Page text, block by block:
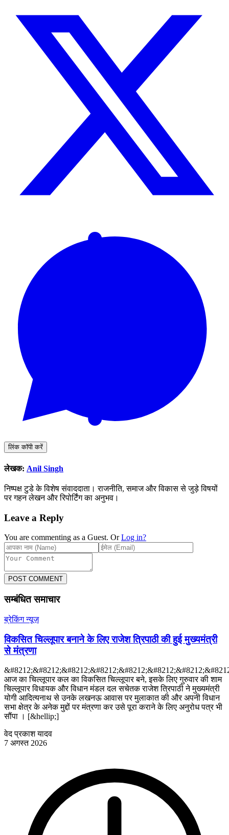
लिंक कॉपी करें
लेखक: Anil Singh
निष्पक्ष टुडे के विशेष संवाददाता। राजनीति, समाज और विकास से जुड़े विषयों
पर गहन लेखन और रिपोर्टिंग का अनुभव।
Leave a Reply
You are commenting as a Guest. Or Log in?
POST COMMENT
सम्बंधित समाचार
ब्रेकिंग न्यूज़
विकसित चिल्लूपार बनाने के लिए राजेश त्रिपाठी की हुई मुख्यमंत्री
से मंत्रणा
आज का चिल्लूपार कल का विकसित चिल्लूपार बने, इसके लिए गुरुवार की शाम
चिल्लूपार विधायक और विधान मंडल दल सचेतक राजेश त्रिपाठी ने मुख्यमंत्री
योगी आदित्यनाथ से उनके लखनऊ आवास पर मुलाकात की और अपनी विधान
सभा क्षेत्र के अनेक मुद्दों पर मंत्रणा कर उसे पूरा कराने के लिए अनुरोध पत्र भी
सौंपा । [&hellip;]
वेद प्रकाश यादव
7 अगस्त 2026